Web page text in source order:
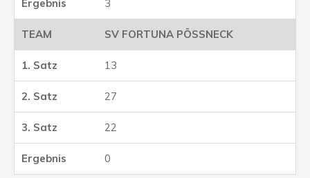
3
SV FORTUNA PÖSSNECK
13
27
22
0